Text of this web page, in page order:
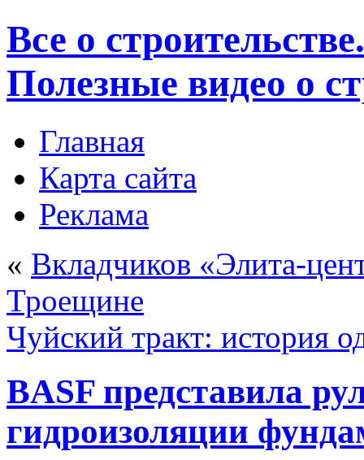
Все о
Полезные видео о
Главная
Карта сайта
Реклама
« Вкладчиков «Элита-
Троещине
Чуйский тракт: история
BASF представила
гидроизоляции